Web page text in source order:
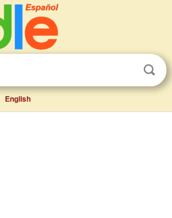
English